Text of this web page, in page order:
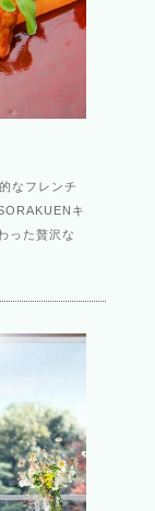
なフレンチ
キ
った贅沢な